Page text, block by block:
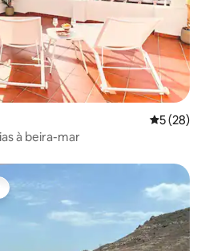
5 de uma
5 (28)
à beira-mar